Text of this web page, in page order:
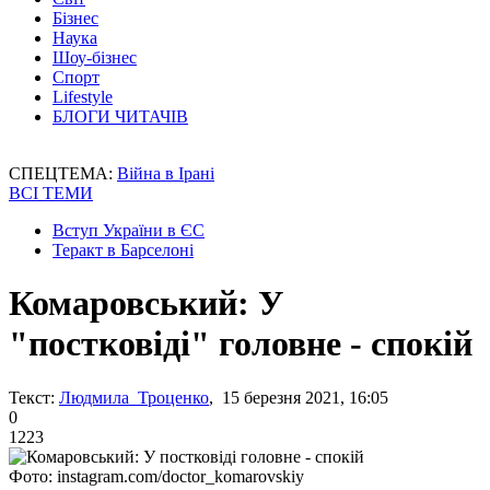
Бізнес
Наука
Шоу-бізнес
Спорт
Lifestyle
БЛОГИ ЧИТАЧІВ
СПЕЦТЕМА: Війна в Ірані
ВСІ ТЕМИ
Вступ України в ЄС
Теракт в Барселоні
Комаровський: У
"постковіді" головне - спокій
Текст: Людмила Троценко, 15 березня 2021, 16:05
0
1223
Фото: instagram.com/doctor_komarovskiy